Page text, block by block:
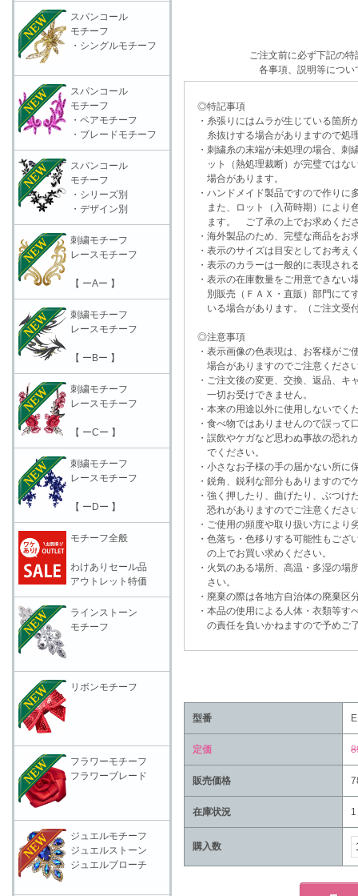
ご注文前に必ず下記の
各事項、説明等につい
◎特記事項
・糸張りにはムラが生じている箇所
糸抜けする場合がありますので処
・刺繍糸の末端が未処理の場合、刺
ット（熱処理裁断）が完璧ではな
場合があります。
・ハンドメイド製品ですので作りに
また、ロット（入荷時期）により
ます。 ご了承の上でお求めくだ
・海外製品のため、完璧な商品をお
・表示のサイズは目安としてお考え
・表示のカラーは一般的に表現され
・表示の在庫数量をご用意できな
別販売（ＦＡＸ・直販）部門にて
いる場合があります。（ご注文受
◎注意事項
・表示画像の色表現は、お客様がご
場合がありますのでご注意くださ
・ご注文後の変更、交換、返品、キ
一切お受けできません。
・本来の用途以外に使用しないでく
・食べ物ではありませんので誤って
・誤飲やケガなど思わぬ事故の恐れ
でください。
・小さなお子様の手の届かない所に
・鋭角、鋭利な部分もありますので
・強く押したり、曲げたり、ぶつけ
恐れがありますのでご注意くださ
・ご使用の頻度や取り扱い方により
・色落ち・色移りする可能性もござ
の上でお買い求めください。
・火気のある場所、高温・多湿の場
さい。
・廃棄の際は各地方自治体の廃棄区
・本品の使用による人体・衣類等す
の責任を負いかねますので予めご
型番
定価
販売価格
在庫状況 1
購入数
スパンコール
モチーフ
・シングルモチーフ
スパンコール
モチーフ
・ペアモチーフ
・ブレードモチーフ
スパンコール
モチーフ
・シリーズ別
・デザイン別
刺繍モチーフ
レースモチーフ
【 ーAー 】
刺繍モチーフ
レースモチーフ
【 ーBー 】
刺繍モチーフ
レースモチーフ
【 ーCー 】
刺繍モチーフ
レースモチーフ
【 ーDー 】
モチーフ全般
わけありセール品
アウトレット特価
ラインストーン
モチーフ
リボンモチーフ
フラワーモチーフ
フラワーブレード
ジュエルモチーフ
ジュエルストーン
ジュエルブローチ